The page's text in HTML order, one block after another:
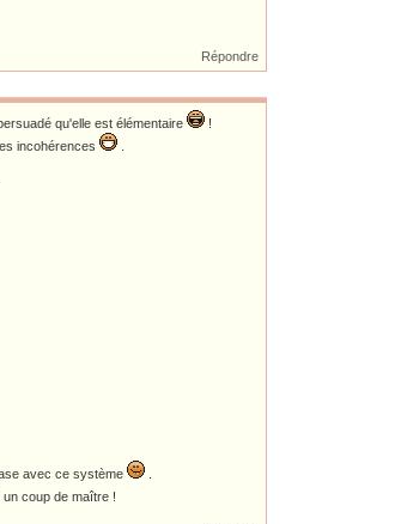
Répondre
qu'elle est élémentaire
!
incohérences
avec ce système
coup de maître !